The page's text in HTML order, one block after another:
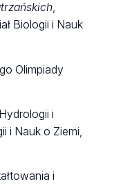
,
Biologii i Nauk
Olimpiady
i
i Nauk o Ziemi,
i